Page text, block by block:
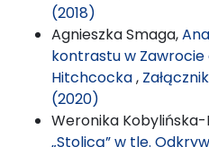
(2018)
Agnieszka Smaga,
kontrastu w Zawrocie
Hitchcocka,
(2020)
Weronika Kobylińska-
„Stolicą” w tle.